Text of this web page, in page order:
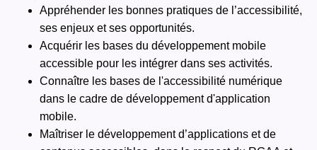
Appréhender les bonnes pratiques de l’accessibilité,
ses enjeux et ses opportunités.
Acquérir les bases du développement mobile
accessible pour les intégrer dans ses activités.
Connaître les bases de l'accessibilité numérique
dans le cadre de développement d'application
mobile.
Maîtriser le développement d’applications et de